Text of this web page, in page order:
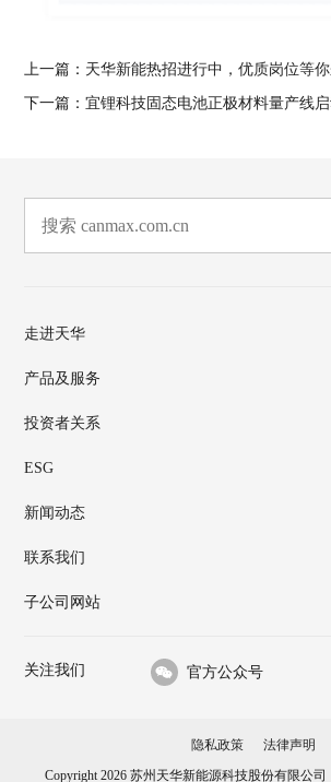
上一篇： 天华新能热招进行中，优质岗位等你
下一篇： 宜锂科技固态电池正极材料量产线
走进天华
产品及服务
投资者关系
ESG
新闻动态
联系我们
子公司网站
关注我们 官方公众号
隐私政策
法律声明
Copyright 2026 苏州天华新能源科技股份有限公司